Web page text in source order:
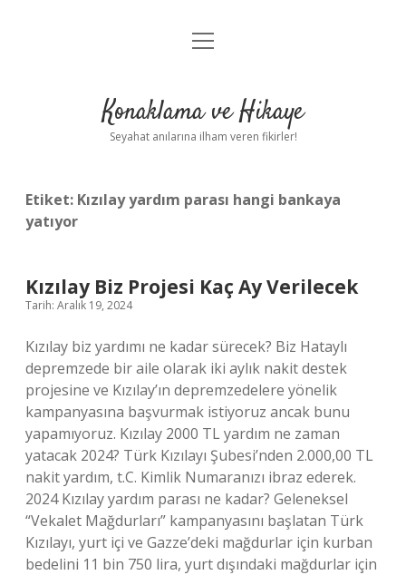
Anasayfa
Yasal Uyarı
menüyü
Konaklama ve Hikaye
Seyahat anılarına ilham veren fikirler!
Etiket: Kızılay yardım parası hangi bankaya
yatıyor
Kızılay Biz Projesi Kaç Ay Verilecek
Tarih: Aralık 19, 2024
Kızılay biz yardımı ne kadar sürecek? Biz Hataylı
depremzede bir aile olarak iki aylık nakit destek
projesine ve Kızılay’ın depremzedelere yönelik
kampanyasına başvurmak istiyoruz ancak bunu
yapamıyoruz. Kızılay 2000 TL yardım ne zaman
yatacak 2024? Türk Kızılayı Şubesi’nden 2.000,00 TL
nakit yardım, t.C. Kimlik Numaranızı ibraz ederek.
2024 Kızılay yardım parası ne kadar? Geleneksel
“Vekalet Mağdurları” kampanyasını başlatan Türk
Kızılayı, yurt içi ve Gazze’deki mağdurlar için kurban
bedelini 11 bin 750 lira, yurt dışındaki mağdurlar için